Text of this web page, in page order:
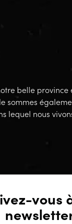
belle province
sommes
lequel nous
vous